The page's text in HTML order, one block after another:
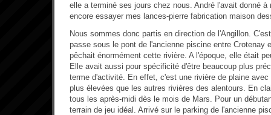
elle a terminé ses jours chez nous. André l'avait donné
encore essayer mes lances-pierre fabrication maison
Nous sommes donc partis en direction de l'Angillon.
passe sous le pont de l'ancienne piscine entre Crotenay
pêchait énormément cette rivière. A l'époque, elle était
Elle avait aussi pour spécificité d'être beaucoup plus
terme d'activité. En effet, c'est une rivière de plaine
plus élevées que les autres rivières des alentours. En
tous les après-midi dès le mois de Mars. Pour un
terrain de jeu idéal. Arrivé sur le parking de l'ancienne